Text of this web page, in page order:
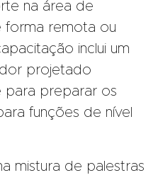
na área de
forma remota ou
inclui um
projetado
para preparar os
funções de nível
mistura de palestras